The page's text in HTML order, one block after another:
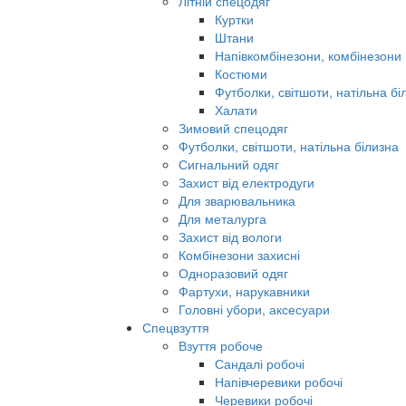
Куртки
Штани
Напівкомбінезони, комбінезони
Костюми
Футболки, світшоти, натільна
Халати
Зимовий спецодяг
Футболки, світшоти, натільна білизна
Сигнальний одяг
Захист від електродуги
Для зварювальника
Для металурга
Захист від вологи
Комбінезони захисні
Одноразовий одяг
Фартухи, нарукавники
Головні убори, аксесуари
Спецвзуття
Взуття робоче
Сандалі робочі
Напівчеревики робочі
Черевики робочі